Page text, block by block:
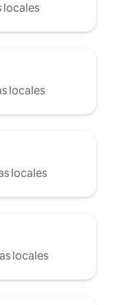
locales
locales
locales
locales